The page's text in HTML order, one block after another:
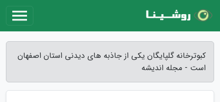
کبوترخانه گلپایگان یکی از جاذبه های دیدنی استان اصفهان
است - مجله اندیشه